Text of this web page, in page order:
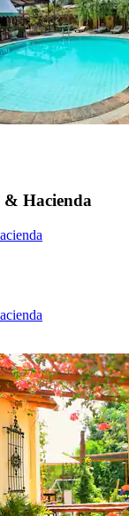
Hacienda